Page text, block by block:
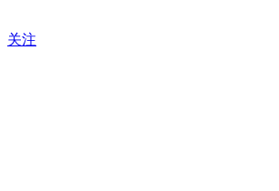
关注